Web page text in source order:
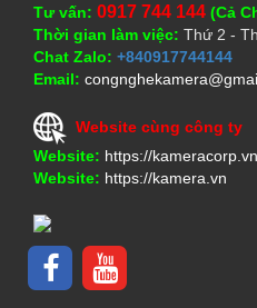
Tư vấn: 0917 744 144 (Cả
Thời gian làm việc: Thứ 2 -
Chat Zalo: +840917744144
Email:
Website cùng công ty
Website: https://kameracorp.vn
Website: https://kamera.vn